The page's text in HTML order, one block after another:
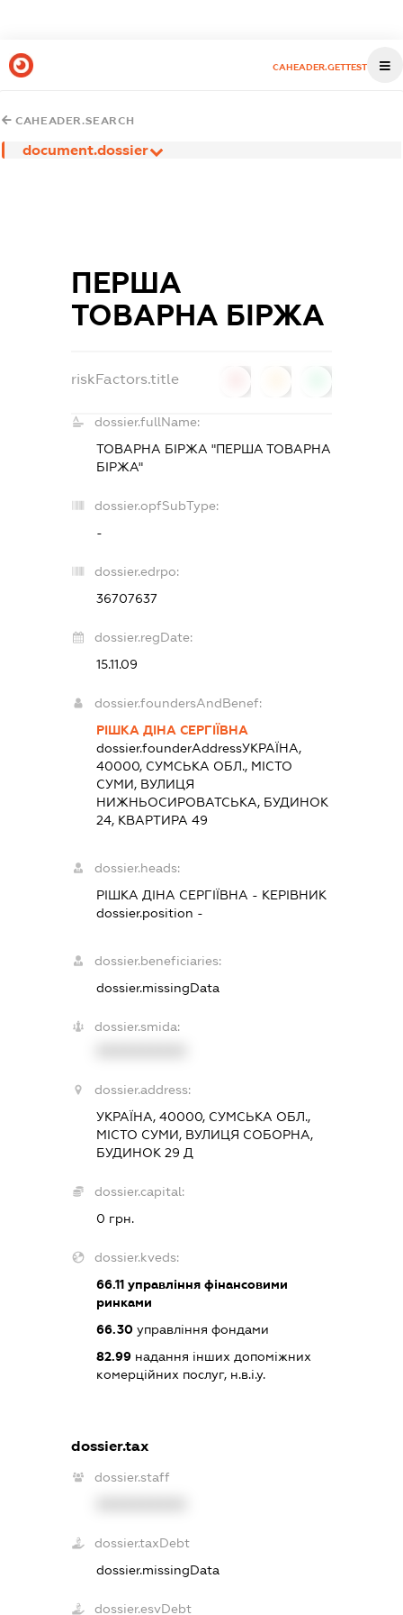
CAHEADER.GETTEST
CAHEADER.SEARCH
document.dossier
ПЕРША
ТОВАРНА БІРЖА
riskFactors.title
dossier.fullName:
ТОВАРНА БІРЖА "ПЕРША ТОВАРНА
БІРЖА"
dossier.opfSubType:
-
dossier.edrpo:
36707637
dossier.regDate:
15.11.09
dossier.foundersAndBenef:
РІШКА ДІНА СЕРГІЇВНА
dossier.founderAddressУКРАЇНА,
40000, СУМСЬКА ОБЛ., МІСТО
СУМИ, ВУЛИЦЯ
НИЖНЬОСИРОВАТСЬКА, БУДИНОК
24, КВАРТИРА 49
dossier.heads:
РІШКА ДІНА СЕРГІЇВНА - КЕРІВНИК
dossier.position -
dossier.beneficiaries:
dossier.missingData
dossier.smida:
dossier.address:
УКРАЇНА, 40000, СУМСЬКА ОБЛ.,
МІСТО СУМИ, ВУЛИЦЯ СОБОРНА,
БУДИНОК 29 Д
dossier.capital:
0 грн.
dossier.kveds:
66.11управління фінансовими
ринками
66.30управління фондами
82.99надання інших допоміжних
комерційних послуг, н.в.і.у.
dossier.tax
dossier.staff
dossier.taxDebt
dossier.missingData
dossier.esvDebt